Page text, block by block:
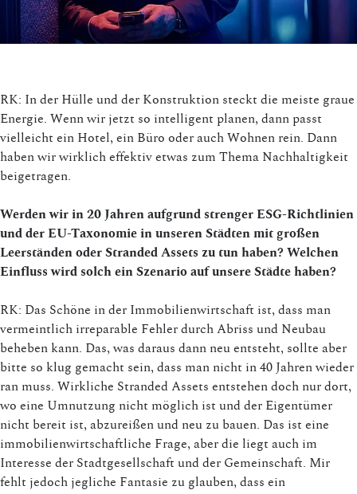
RK: In der Hülle und der Konstruktion steckt die meiste graue
Energie. Wenn wir jetzt so intelligent planen, dann passt
vielleicht ein Hotel, ein Büro oder auch Wohnen rein. Dann
haben wir wirklich effektiv etwas zum Thema Nachhaltigkeit
beigetragen.
Werden wir in 20 Jahren aufgrund strenger ESG-Richtlinien
und der EU-Taxonomie in unseren Städten mit großen
Leerständen oder Stranded Assets zu tun haben? Welchen
Einfluss wird solch ein Szenario auf unsere Städte haben?
RK: Das Schöne in der Immobilienwirtschaft ist, dass man
vermeintlich irreparable Fehler durch Abriss und Neubau
beheben kann. Das, was daraus dann neu entsteht, sollte aber
bitte so klug gemacht sein, dass man nicht in 40 Jahren wieder
ran muss. Wirkliche Stranded Assets entstehen doch nur dort,
wo eine Umnutzung nicht möglich ist und der Eigentümer
nicht bereit ist, abzureißen und neu zu bauen. Das ist eine
immobilienwirtschaftliche Frage, aber die liegt auch im
Interesse der Stadtgesellschaft und der Gemeinschaft. Mir
fehlt jedoch jegliche Fantasie zu glauben, dass ein